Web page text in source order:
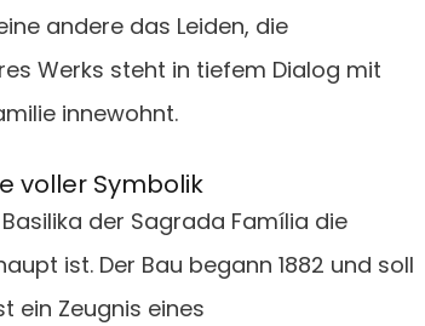
andere das Leiden, die
Werks steht in tiefem Dialog mit
innewohnt.
voller Symbolik
der Sagrada Família die
ist. Der Bau begann 1882 und soll
ein Zeugnis eines